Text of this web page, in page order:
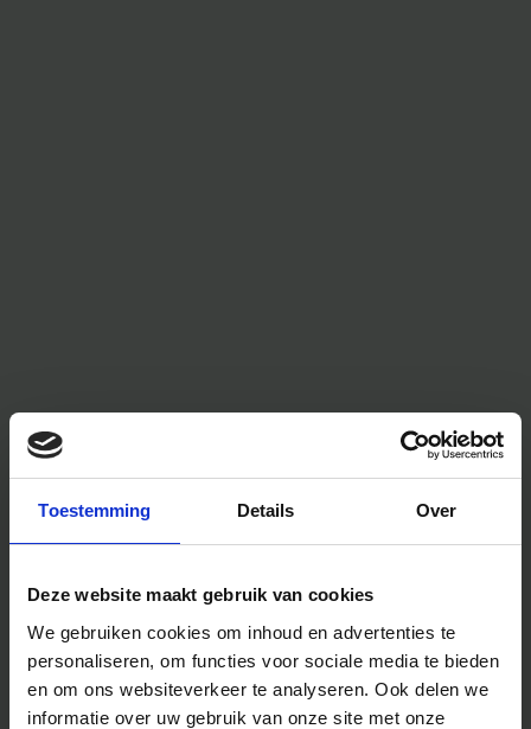
Toestemming Details Over
Deze website maakt gebruik van cookies
We gebruiken cookies om inhoud en advertenties te
personaliseren, om functies voor sociale media te bieden
en om ons websiteverkeer te analyseren. Ook delen we
informatie over uw gebruik van onze site met onze